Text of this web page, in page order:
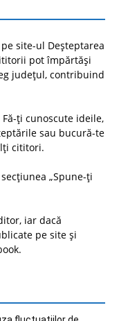
site-ul Deșteptarea
pot împărtăși
județul, contribuind
ți cunoscute ideile,
sau bucură-te
cititori.
„Spune-ți
iar dacă
pe site și